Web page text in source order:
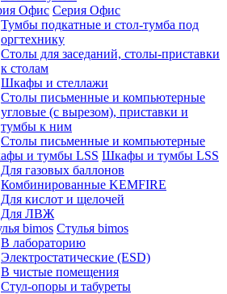
Серия Офис
Тумбы подкатные и стол-тумба под
оргтехнику
Столы для заседаний, столы-приставки
к столам
Шкафы и стеллажи
Столы письменные и компьютерные
угловые (с вырезом), приставки и
тумбы к ним
Столы письменные и компьютерные
Шкафы и тумбы LSS
Для газовых баллонов
Комбинированные KEMFIRE
Для кислот и щелочей
Для ЛВЖ
Стулья bimos
В лабораторию
Электростатические (ESD)
В чистые помещения
Стул-опоры и табуреты